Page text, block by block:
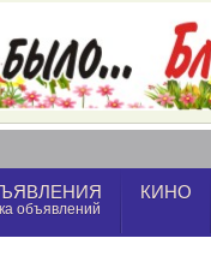
объявлений
КИНО